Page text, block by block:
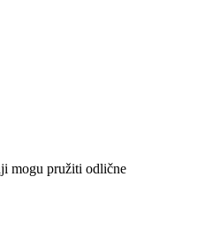
mogu pružiti odlične